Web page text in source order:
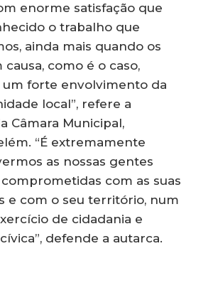
enorme satisfação que
o trabalho que
ainda mais quando os
como é o caso,
um forte envolvimento da
local”, refere a
Câmara Municipal,
“É extremamente
as nossas gentes
com as suas
e com o seu território, num
de cidadania e
defende a autarca.